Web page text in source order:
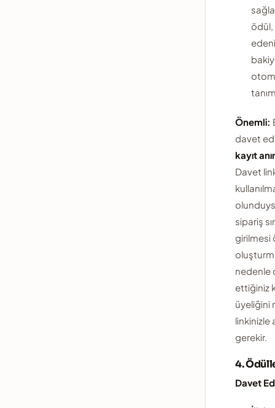
Önemli:
davet
kayıt
Davet
sipariş
girilmesi
nedenle
ettiğiniz
üyeliğini
linkinizle
gerekir.
4.
Davet